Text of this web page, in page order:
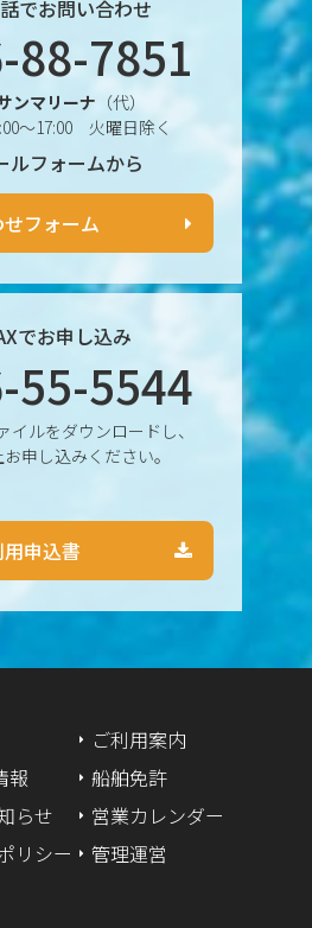
でお問い合わせ
88-7851
ンマリーナ （代）
〜17:00 火曜日除く
ルフォームから
フォーム
でお申し込み
55-5544
イルをダウンロードし、
申し込みください。
申込書
報
らせ
リシー
ご利用案内
船舶免許
営業カレンダー
管理運営